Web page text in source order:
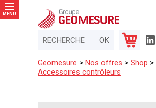
MENU
Geomesure > Nos offres > Shop >
Accessoires contrôleurs
Panneau de gestion des cookies